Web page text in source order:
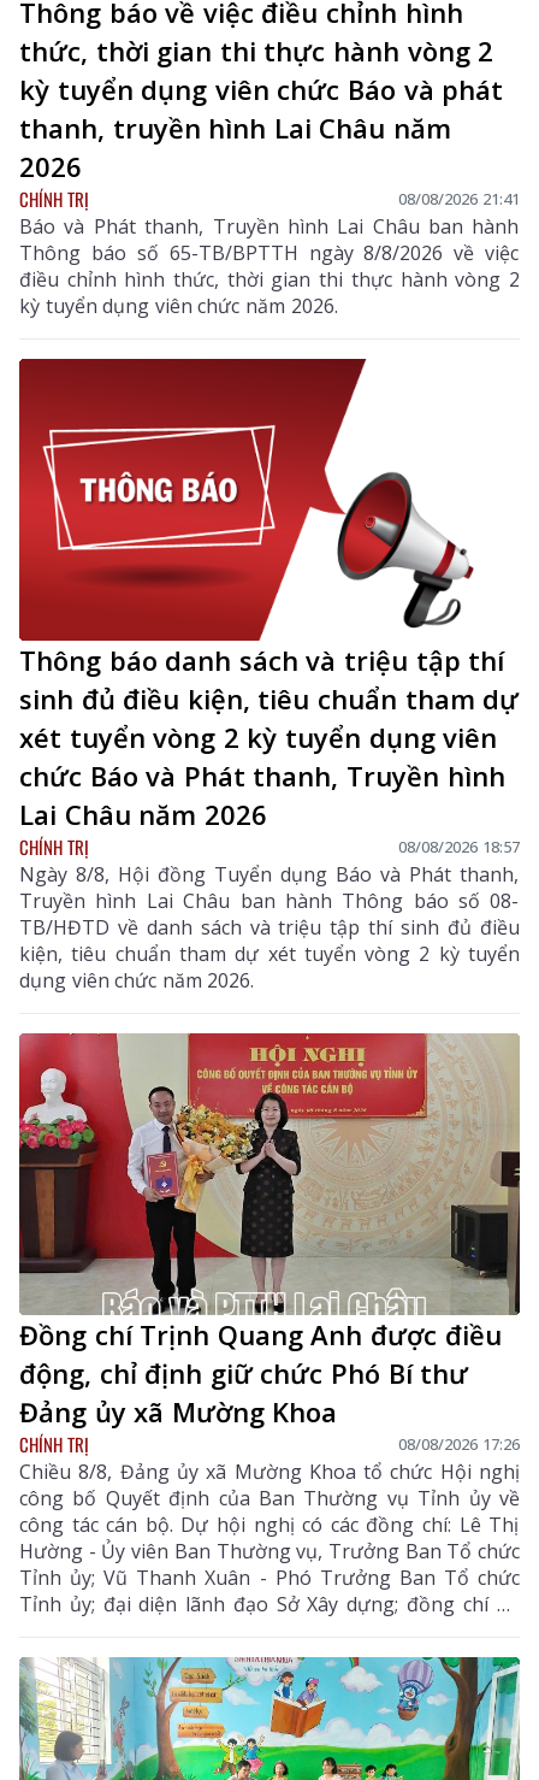
Thông báo về việc điều chỉnh hình
thức, thời gian thi thực hành vòng 2
kỳ tuyển dụng viên chức Báo và phát
thanh, truyền hình Lai Châu năm
2026
CHÍNH TRỊ 08/08/2026 21:41
Báo và Phát thanh, Truyền hình Lai Châu ban hành
Thông báo số 65-TB/BPTTH ngày 8/8/2026 về việc
điều chỉnh hình thức, thời gian thi thực hành vòng 2
kỳ tuyển dụng viên chức năm 2026.
Thông báo danh sách và triệu tập thí
sinh đủ điều kiện, tiêu chuẩn tham dự
xét tuyển vòng 2 kỳ tuyển dụng viên
chức Báo và Phát thanh, Truyền hình
Lai Châu năm 2026
CHÍNH TRỊ 08/08/2026 18:57
Ngày 8/8, Hội đồng Tuyển dụng Báo và Phát thanh,
Truyền hình Lai Châu ban hành Thông báo số 08-
TB/HĐTD về danh sách và triệu tập thí sinh đủ điều
kiện, tiêu chuẩn tham dự xét tuyển vòng 2 kỳ tuyển
dụng viên chức năm 2026.
Đồng chí Trịnh Quang Anh được điều
động, chỉ định giữ chức Phó Bí thư
Đảng ủy xã Mường Khoa
CHÍNH TRỊ 08/08/2026 17:26
Chiều 8/8, Đảng ủy xã Mường Khoa tổ chức Hội nghị
công bố Quyết định của Ban Thường vụ Tỉnh ủy về
công tác cán bộ. Dự hội nghị có các đồng chí: Lê Thị
Hường - Ủy viên Ban Thường vụ, Trưởng Ban Tổ chức
Tỉnh ủy; Vũ Thanh Xuân - Phó Trưởng Ban Tổ chức
Tỉnh ủy; đại diện lãnh đạo Sở Xây dựng; đồng chí Lò
Văn Biên - Bí thư Đảng ủy, Chủ tịch HĐND xã Mường
Khoa.